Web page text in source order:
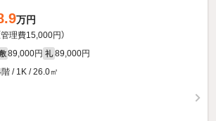
万円
管理費15,000円）
89,000円 礼 89,000円
/ 1K / 26.0㎡